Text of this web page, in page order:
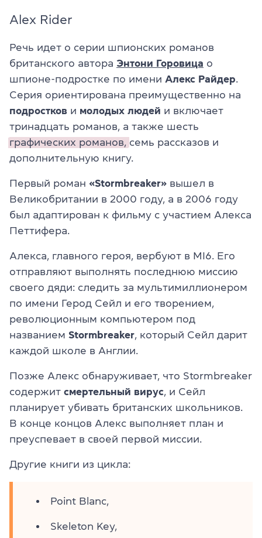
Alex Rider
Речь идет о серии шпионских романов
британского автора Энтони Горовица о
шпионе-подростке по имени Алекс Райдер
Серия ориентирована преимущественно на
подростков и молодых людей и включает
тринадцать романов, а также шесть
графических романов, семь рассказов и
дополнительную книгу.
Первый роман «Stormbreaker» вышел в
Великобритании в 2000 году, а в 2006 году
был адаптирован к фильму с участием Алекса
Петтифера.
Алекса, главного героя, вербуют в MI6. Его
отправляют выполнять последнюю миссию
своего дяди: следить за мультимиллионером
по имени Герод Сейл и его творением,
революционным компьютером под
названием Stormbreaker , который Сейл дарит
каждой школе в Англии.
Позже Алекс обнаруживает, что Stormbreaker
содержит смертельный вирус и Сейл
планирует убивать британских школьников.
В конце концов Алекс выполняет план и
преуспевает в своей первой миссии.
Другие книги из цикла:
Point Blanc,
Skeleton Key,